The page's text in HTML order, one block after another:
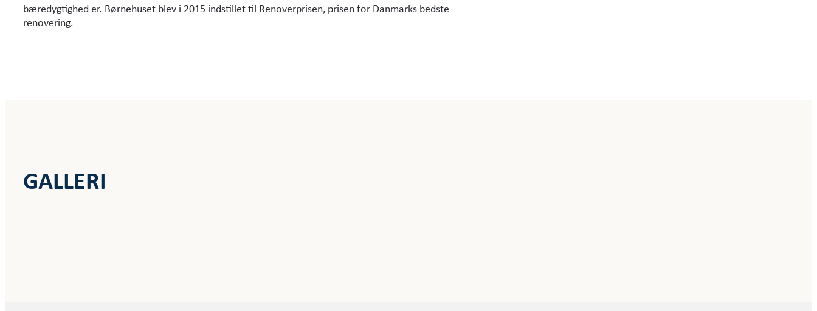
bæredygtighed er. Børnehuset blev i 2015 indstillet til Renoverprisen, prisen for Danmarks bedste
renovering.
GALLERI